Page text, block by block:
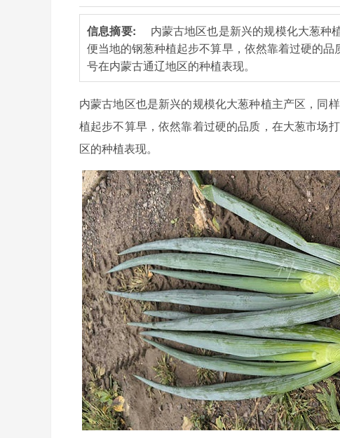
信息摘要: 内蒙古地区也是新兴的规模化大葱种
便当地的钢葱种植起步不算早，依然靠着过硬的
号在内蒙古通辽地区的种植表现。
内蒙古地区也是新兴的规模化大葱种植主产区，同
植起步不算早，依然靠着过硬的品质，在大葱市场
区的种植表现。